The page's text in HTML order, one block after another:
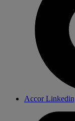
Accor Linkedin